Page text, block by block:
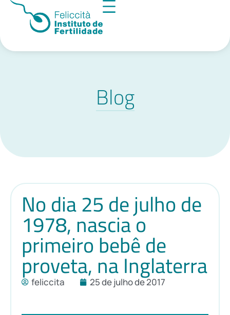
Blog
No dia 25 de julho de
1978, nascia o
primeiro bebê de
proveta, na Inglaterra
feliccita 25 de julho de 2017